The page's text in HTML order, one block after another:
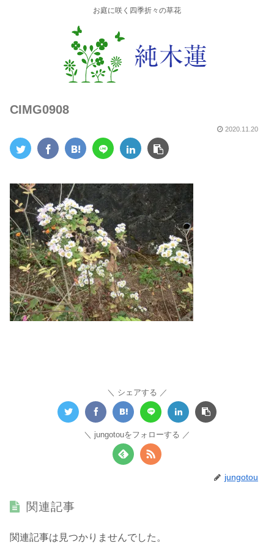
お庭に咲く四季折々の草花
CIMG0908
2020.11.20
シェアする
jungotouをフォローする
jungotou
関連記事
関連記事は見つかりませんでした。